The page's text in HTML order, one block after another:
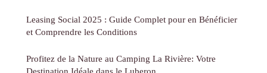
Leasing Social 2025 : Guide Complet pour en Bénéficier
et Comprendre les Conditions
Profitez de la Nature au Camping La Rivière: Votre